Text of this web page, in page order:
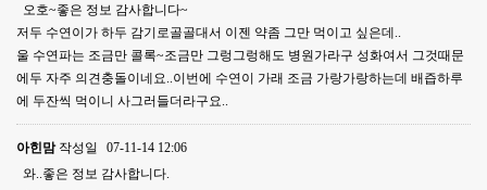
오호~좋은 정보 감사합니다~
저두 수연이가 하두 감기로골골대서 이젠 약좀 그만 먹이고 싶은데..
울 수연파는 조금만 콜록~조금만 그렁그렁해도 병원가라구 성화여서 그것때문
에두 자주 의견충돌이네요..이번에 수연이 가래 조금 가랑가랑하는데 배즙하루
에 두잔씩 먹이니 사그러들더라구요..
아힌맘 작성일
07-11-14 12:06
와..좋은 정보 감사합니다.